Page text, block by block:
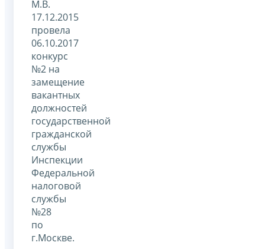
М.В.
17.12.2015
провела
06.10.2017
конкурс
№2 на
замещение
вакантных
должностей
государственной
гражданской
службы
Инспекции
Федеральной
налоговой
службы
№28
по
г.Москве.